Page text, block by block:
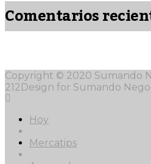
Comentarios
Copyright © 2020 Sumando
212Design for Sumando
Hoy
Mercatips